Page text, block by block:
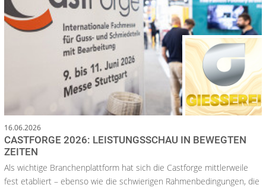
16.06.2026
CASTFORGE 2026: LEISTUNGSSCHAU IN BEWEGTEN
ZEITEN
Als wichtige Branchenplattform hat sich die Castforge mittlerweile
fest etabliert – ebenso wie die schwierigen Rahmenbedingungen, die